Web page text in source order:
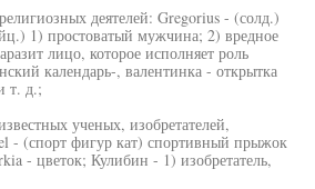
деятелей: Gregorius - (солд.)
1) простоватый мужчина; 2) вредное
лицо, которое исполняет роль
календарь-, валентинка - открытка
т. д.;
ученых, изобретателей,
- (спорт фигур кат) спортивный прыжок
- цветок; Кулибин - 1) изобретатель,